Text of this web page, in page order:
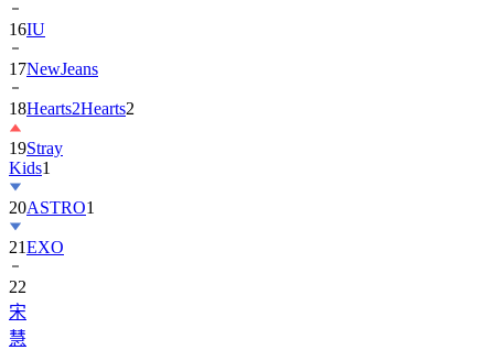
17NewJeans
18Hearts2Hearts
19Stray
Kids
20ASTRO
21EXO
22
宋
慧
喬
1